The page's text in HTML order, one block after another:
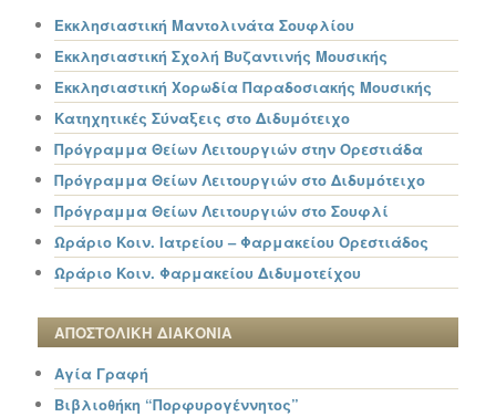
Εκκλησιαστική Μαντολινάτα Σουφλίου
Εκκλησιαστική Σχολή Βυζαντινής Μουσικής
Εκκλησιαστική Χορωδία Παραδοσιακής Μουσικής
Κατηχητικές Σύναξεις στο Διδυμότειχο
Πρόγραμμα Θείων Λειτουργιών στην Ορεστιάδα
Πρόγραμμα Θείων Λειτουργιών στο Διδυμότειχο
Πρόγραμμα Θείων Λειτουργιών στο Σουφλί
Ωράριο Κοιν. Ιατρείου – Φαρμακείου Ορεστιάδος
Ωράριο Κοιν. Φαρμακείου Διδυμοτείχου
ΑΠΟΣΤΟΛΙΚΗ ΔΙΑΚΟΝΙΑ
Αγία Γραφή
Βιβλιοθήκη “Πορφυρογέννητος”